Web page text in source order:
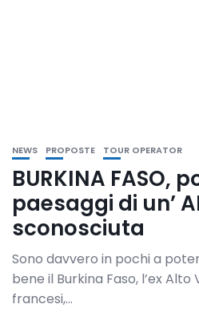
NEWS PROPOSTE TOUR OPERATOR
BURKINA FASO,
paesaggi di un’
sconosciuta
Sono davvero in pochi a
bene il Burkina Faso, l’ex
francesi,...